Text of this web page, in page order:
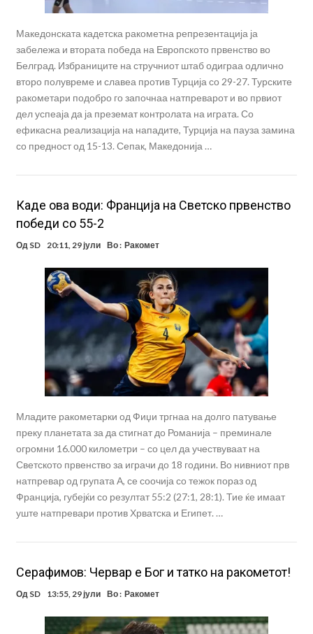
Македонската кадетска ракометна репрезентација ја
забележа и втората победа на Европското првенство во
Белград. Избраниците на стручниот штаб одиграа одлично
второ полувреме и славеа против Турција со 29-27. Турските
ракометари подобро го започнаа натпреварот и во првиот
дел успеаја да ја преземат контролата на играта. Со
ефикасна реализација на нападите, Турција на пауза замина
со предност од 15-13. Сепак, Македонија …
Каде ова води: Франција на Светско првенство
победи со 55-2
Од SD 20:11, 29 јули Во : Ракомет
Младите ракометарки од Фиџи тргнаа на долго патување
преку планетата за да стигнат до Романија – преминале
огромни 16.000 километри – со цел да учествуваат на
Светското првенство за играчи до 18 години. Во нивниот прв
натпревар од групата А, се соочија со тежок пораз од
Франција, губејќи со резултат 55:2 (27:1, 28:1). Тие ќе имаат
уште натпревари против Хрватска и Египет. …
Серафимов: Червар е Бог и татко на ракометот!
Од SD 13:55, 29 јули Во : Ракомет